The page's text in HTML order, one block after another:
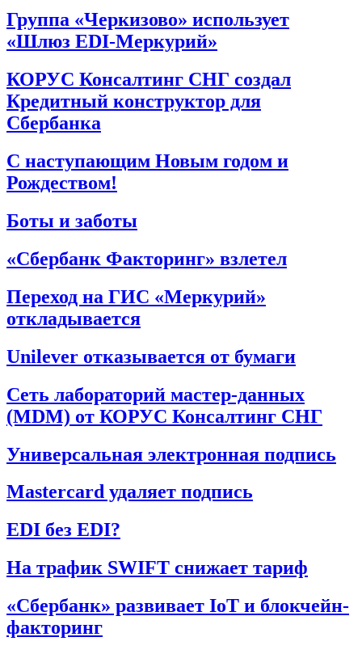
Группа «Черкизово» использует
«Шлюз EDI-Меркурий»
КОРУС Консалтинг СНГ создал
Кредитный конструктор для
Сбербанка
С наступающим Новым годом и
Рождеством!
Боты и заботы
«Сбербанк Факторинг» взлетел
Переход на ГИС «Меркурий»
откладывается
Unilever отказывается от бумаги
Сеть лабораторий мастер-данных
(MDM) от КОРУС Консалтинг СНГ
Универсальная электронная подпись
Mastercard удаляет подпись
EDI без EDI?
На трафик SWIFT снижает тариф
«Сбербанк» развивает IoT и блокчейн-
факторинг